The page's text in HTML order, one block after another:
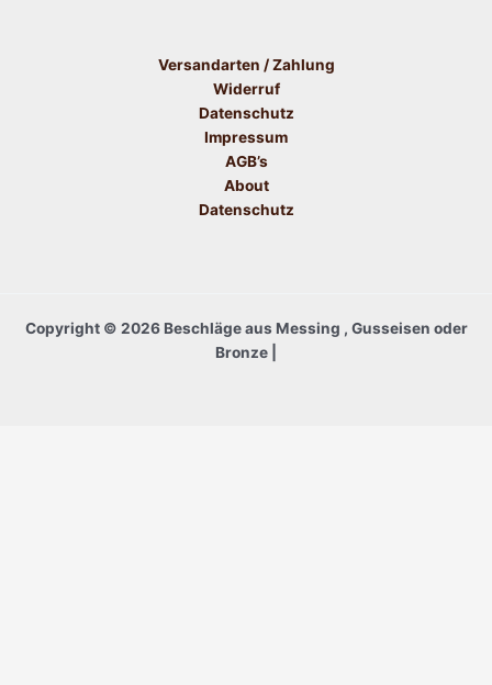
Versandarten / Zahlung
Widerruf
Datenschutz
Impressum
AGB’s
About
Datenschutz
Copyright © 2026 Beschläge aus Messing , Gusseisen oder
Bronze |